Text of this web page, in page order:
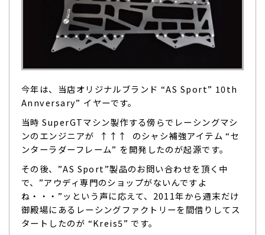
今年は、当店オリジナルブランド “AS Sport” 10th
Annversary” イヤーです。
当時 SuperGTマシン製作する傍らでレーシングマシ
ンのエンジニアが ↑↑↑ のシャシ補強アイテム “セ
ンターラダーフレーム” を開発したのが起源です。
その後、”AS Sport”製品のお問い合わせを頂く中
で、”アウディ専門のショップがないんですよ
ね・・・”ッという声に応えて、2011年から週末だけ
御殿場にあるレーシングファクトリーを間借りしてス
タートしたのが “Kreis5” です。